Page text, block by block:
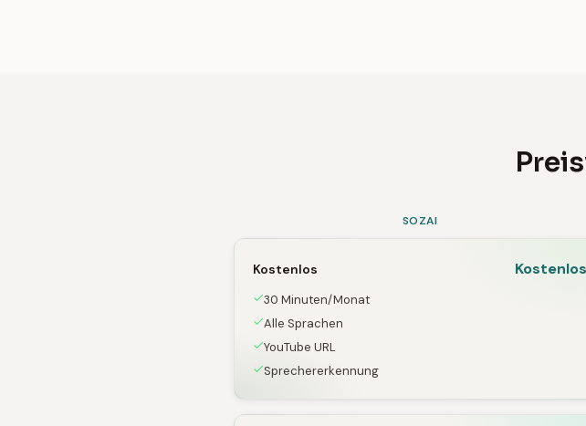
SOZAI
Kostenlos Kostenlos
30 Minuten/Monat
Alle Sprachen
YouTube URL
Sprechererkennung